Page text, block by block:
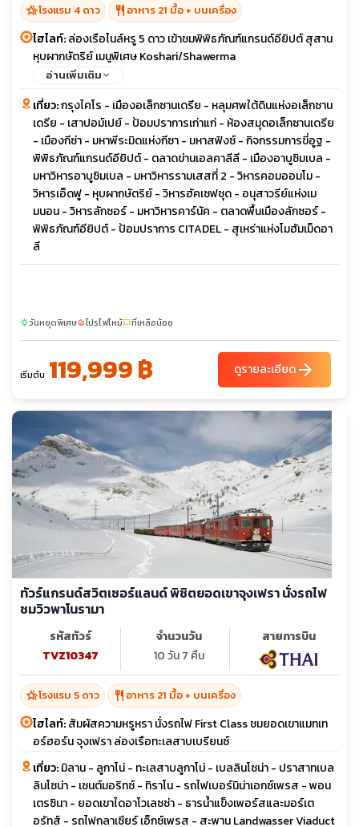
hotel_classโรงแรม 4 ดาว restaurant อาหาร 21 มื้อ + บนเครื่อง
ไฮไลท์:ล่องเรือไนล์หรู 5 ดาว เข้าชมพิพิธภัณฑ์แกรนด์อียิปต์ สุสาน
หุบผากษัตริย์ เมนูพิเศษ Koshari/Shawerma
อ่านเพิ่มเติม
เที่ยว:กรุงไคโร - เมืองอเล็กซานเดรีย - หลุมศพใต้ดินแห่งอเล็กซาน
เดรีย - เสาปอม์เปย์ - ป้อมปราการเก่าแก่ - ห้องสมุดอเล็กซานเดรีย
- เมืองกีซ่า - มหาพีระมิดแห่งกีซา - มหาสฟิงซ์ - กิจกรรมการขี่อูฐ -
พิพิธภัณฑ์แกรนด์อียิปต์ - ตลาดข่านเอลคาลีลี - เมืองอาบูซิมเบล -
มหาวิหารอาบูซิมเบล - มหาวิหารรามเสสที่ 2 - วิหารคอมออมโม -
วิหารเอ็ดฟู - หุบผากษัตริย์ - วิหารฮัคเซฟชุด - อนุสาวรีย์แห่งเม
มนอน - วิหารลักซอร์ - มหาวิหารคาร์นัค - ตลาดพื้นเมืองลักซอร์ -
พิพิธภัณฑ์อียิปต์ - ป้อมปราการ CITADEL - สุเหร่าแห่งโมฮัมเม็ดอา
ลี
sunnyวันหยุดพิเศษlocal_fire_departmentโปรไฟไหม้confirmation_numberที่เหลือน้อย
เริ่มต้น 119,999 ฿ ดูรายละเอียดarrow_forward
ทัวร์แกรนด์สวิตเซอร์แลนด์ พิชิตยอดเขาจุงเฟรา นั่งรถไฟ
ชมวิวพาโนรามา
รหัสทัวร์
TVZ10347
จำนวนวัน
10 วัน 7 คืน
สายการบิน
hotel_classโรงแรม 5 ดาว restaurant อาหาร 21 มื้อ + บนเครื่อง
ไฮไลท์:สัมผัสความหรูหรา นั่งรถไฟ First Class ชมยอดเขาแมทเท
อร์ฮอร์น จุงเฟรา ล่องเรือทะเลสาบเบรียนซ์
เที่ยว:มิลาน - ลูกาโน่ - ทะเลสาบลูกาโน่ - เบลลินโซน่า - ปราสาทเบล
ลินโซน่า - เซนต์มอริทซ์ - ทิราโน - รถไฟเบอร์นิน่าเอกซ์เพรส - พอน
เตรซินา - ยอดเขาไดอาโวเลซซ่า - ธารน้ำแข็งเพอร์สและมอร์เต
อรัทส์ - รถไฟกลาเซียร์ เอ็กซ์เพรส - สะพาน Landwasser Viaduct